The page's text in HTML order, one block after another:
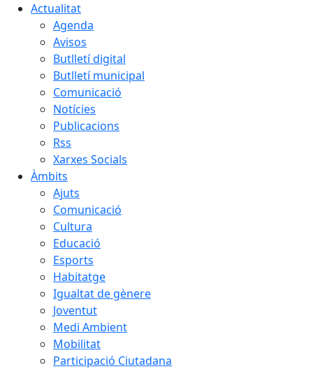
Actualitat
Agenda
Avisos
Butlletí digital
Butlletí municipal
Comunicació
Notícies
Publicacions
Rss
Xarxes Socials
Àmbits
Ajuts
Comunicació
Cultura
Educació
Esports
Habitatge
Igualtat de gènere
Joventut
Medi Ambient
Mobilitat
Participació Ciutadana